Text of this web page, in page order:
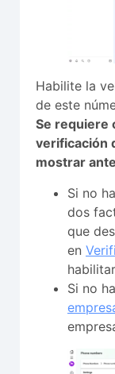
Habilite la
de este
Se requiere
verificación
mostrar
Si no
dos
que
en
Si no